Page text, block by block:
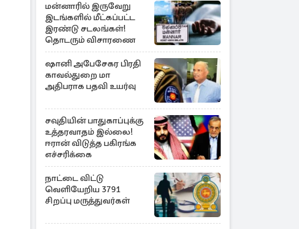
மன்னாரில் இருவேறு
இடங்களில் மீட்கப்பட்ட
இரண்டு சடலங்கள்!
தொடரும் விசாரணை
ஷானி அபேசேகர பிரதி
காவல்துறை மா
அதிபராக பதவி உயர்வு
சவுதியின் பாதுகாப்புக்கு
உத்தரவாதம் இல்லை!
ஈரான் விடுத்த பகிரங்க
எச்சரிக்கை
நாட்டை விட்டு
வெளியேறிய 3791
சிறப்பு மருத்துவர்கள்